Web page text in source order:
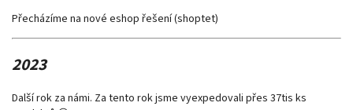
Přecházíme na nové eshop řešení (shoptet)
2023
Další rok za námi. Za tento rok jsme vyexpedovali přes 37tis ks